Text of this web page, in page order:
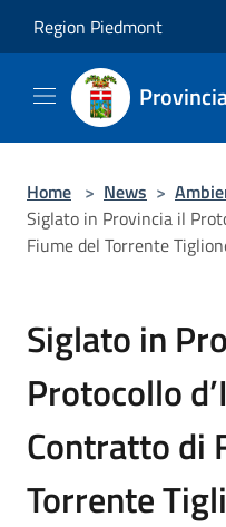
Region Piedmont
Home > News >
Siglato in Provincia il
Fiume del Torrente
Siglato in
Protocollo
Contratto di
Torrente